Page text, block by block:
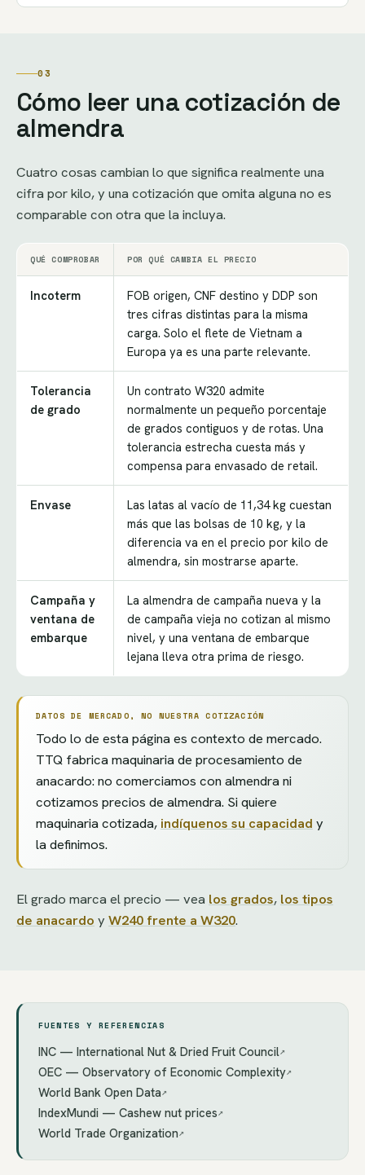
03
Cómo leer una cotización de
almendra
Cuatro cosas cambian lo que significa realmente una
cifra por kilo, y una cotización que omita alguna no es
comparable con otra que la incluya.
QUÉ COMPROBAR POR QUÉ CAMBIA EL PRECIO
Incoterm
FOB origen, CNF destino y DDP son
tres cifras distintas para la misma
carga. Solo el flete de Vietnam a
Europa ya es una parte relevante.
Tolerancia
de grado
Un contrato W320 admite
normalmente un pequeño porcentaje
de grados contiguos y de rotas. Una
tolerancia estrecha cuesta más y
compensa para envasado de retail.
Envase
Las latas al vacío de 11,34 kg cuestan
más que las bolsas de 10 kg, y la
diferencia va en el precio por kilo de
almendra, sin mostrarse aparte.
Campaña y
ventana de
embarque
La almendra de campaña nueva y la
de campaña vieja no cotizan al mismo
nivel, y una ventana de embarque
lejana lleva otra prima de riesgo.
DATOS DE MERCADO, NO NUESTRA COTIZACIÓN
Todo lo de esta página es contexto de mercado.
TTQ fabrica maquinaria de procesamiento de
anacardo: no comerciamos con almendra ni
cotizamos precios de almendra. Si quiere
maquinaria cotizada, indíquenos su capacidad y
la definimos.
El grado marca el precio — vea los grados, los tipos
de anacardo y W240 frente a W320.
FUENTES Y REFERENCIAS
INC — International Nut & Dried Fruit Council↗
OEC — Observatory of Economic Complexity↗
World Bank Open Data↗
IndexMundi — Cashew nut prices↗
World Trade Organization↗